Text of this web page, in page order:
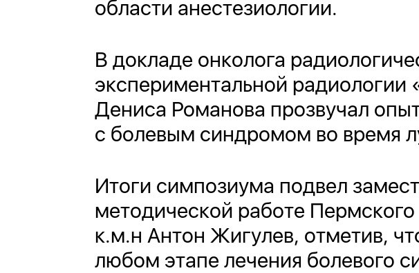
области анестезиологии.
В докладе онколога
экспериментальной
Дениса Романова прозвучал
с болевым синдромом во время
Итоги симпозиума подвел
методической работе
к.м.н Антон Жигулев, отметив,
любом этапе лечения болевого